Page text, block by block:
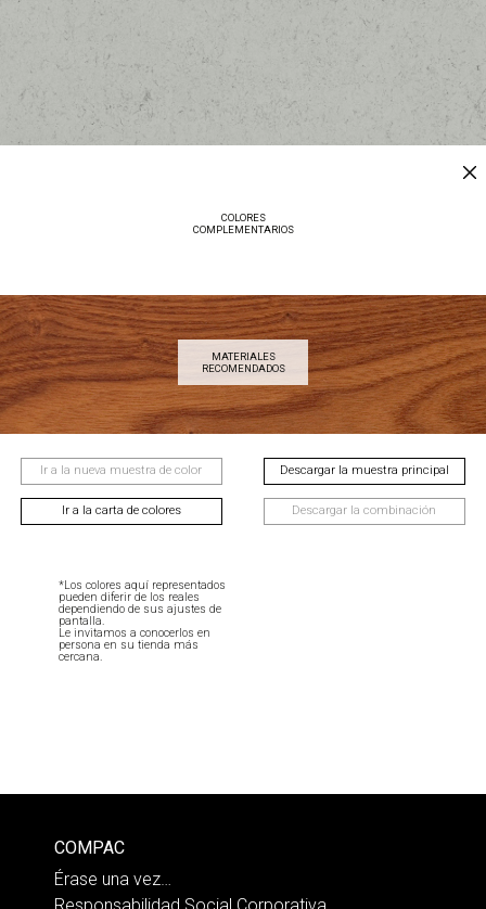
COLORES
COMPLEMENTARIOS
MATERIALES
RECOMENDADOS
Ir a la nueva muestra de color
Ir a la carta de colores
Descargar la muestra principal
Descargar la combinación
*Los colores aquí representados
pueden diferir de los reales
dependiendo de sus ajustes de
pantalla.
Le invitamos a conocerlos en
persona en su tienda más
cercana.
COMPAC
Érase una vez…